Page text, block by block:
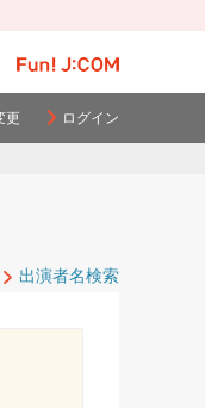
更 ログイン
出演者名検索